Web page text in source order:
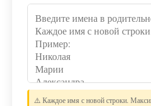
⚠️ Каждое имя с новой строки.